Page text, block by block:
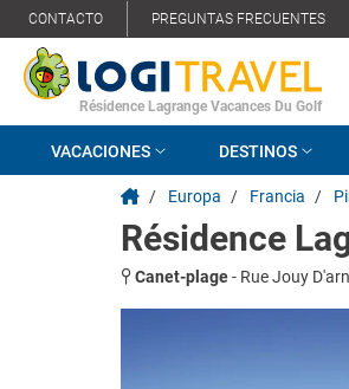
CONTACTO PREGUNTAS FRECUENTES
Résidence Lagrange Vacances Du Golf
VACACIONES DESTINOS
/ Europa / Francia /
Résidence
Canet-plage- Rue Jouy